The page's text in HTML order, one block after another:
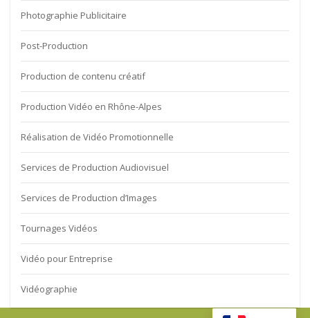
Photographie Publicitaire
Post-Production
Production de contenu créatif
Production Vidéo en Rhône-Alpes
Réalisation de Vidéo Promotionnelle
Services de Production Audiovisuel
Services de Production d’Images
Tournages Vidéos
Vidéo pour Entreprise
Vidéographie